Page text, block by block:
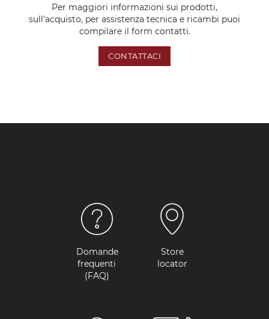
Per maggiori informazioni sui prodotti,
sull'acquisto, per assistenza tecnica e ricambi puoi
compilare il form contatti.
CONTATTACI
Domande
frequenti
(FAQ)
Store
locator